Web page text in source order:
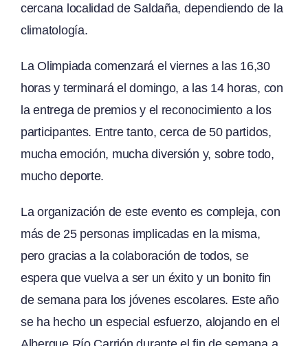
cercana localidad de Saldaña, dependiendo de la
climatología.
La Olimpiada comenzará el viernes a las 16,30
horas y terminará el domingo, a las 14 horas, con
la entrega de premios y el reconocimiento a los
participantes. Entre tanto, cerca de 50 partidos,
mucha emoción, mucha diversión y, sobre todo,
mucho deporte.
La organización de este evento es compleja, con
más de 25 personas implicadas en la misma,
pero gracias a la colaboración de todos, se
espera que vuelva a ser un éxito y un bonito fin
de semana para los jóvenes escolares. Este año
se ha hecho un especial esfuerzo, alojando en el